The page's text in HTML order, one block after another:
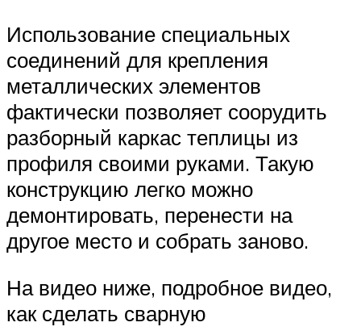
Использование специальных
соединений для крепления
металлических элементов
фактически позволяет соорудить
разборный каркас теплицы из
профиля своими руками. Такую
конструкцию легко можно
демонтировать, перенести на
другое место и собрать заново.
На видео ниже, подробное видео,
как сделать сварную